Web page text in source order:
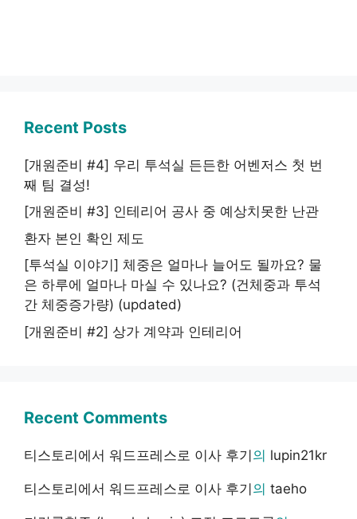
Recent Posts
[개원준비 #4] 우리 투석실 든든한 어벤저스 첫 번
째 팀 결성!
[개원준비 #3] 인테리어 공사 중 예상치못한 난관
환자 본인 확인 제도
[투석실 이야기] 체중은 얼마나 늘어도 될까요? 물
은 하루에 얼마나 마실 수 있나요? (건체중과 투석
간 체중증가량) (updated)
[개원준비 #2] 상가 계약과 인테리어
Recent Comments
티스토리에서 워드프레스로 이사 후기의 lupin21kr
티스토리에서 워드프레스로 이사 후기의 taeho